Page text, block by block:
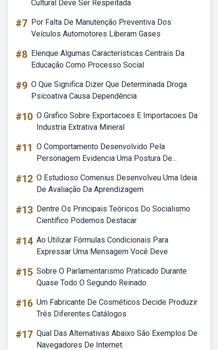
Cultural Deve Ser Respeitada
#7 Por Falta De Manutenção Preventiva Dos
Veículos Automotores Liberam Gases
#8 Elenque Algumas Características Centrais Da
Educação Como Processo Social
#9 O Que Significa Dizer Que Determinada Droga
Psicoativa Causa Dependência
#10 O Grafico Sobre Exportacoes E Importacoes Da
Industria Extrativa Mineral
#11 O Comportamento Desenvolvido Pela
Personagem Evidencia Uma Postura De...
#12 O Estudioso Comenius Desenvolveu Uma Ideia
De Avaliação Da Aprendizagem
#13 Dentre Os Principais Teóricos Do Socialismo
Científico Podemos Destacar
#14 Ao Utilizar Fórmulas Condicionais Para
Expressar Uma Mensagem Você Deve
#15 Sobre O Parlamentarismo Praticado Durante
Quase Todo O Segundo Reinado
#16 Um Fabricante De Cosméticos Decide Produzir
Três Diferentes Catálogos
#17 Qual Das Alternativas Abaixo São Exemplos De
Navegadores De Internet.